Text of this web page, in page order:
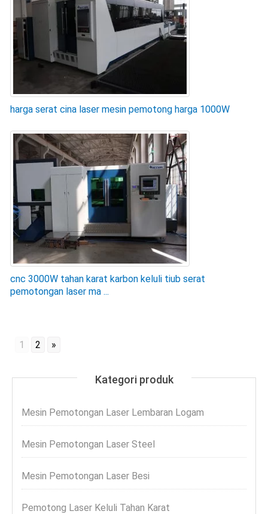
harga serat cina laser mesin pemotong harga 1000W
cnc 3000W tahan karat karbon keluli tiub serat
pemotongan laser ma ...
1 2 »
Kategori produk
Mesin Pemotongan Laser Lembaran Logam
Mesin Pemotongan Laser Steel
Mesin Pemotongan Laser Besi
Pemotong Laser Keluli Tahan Karat